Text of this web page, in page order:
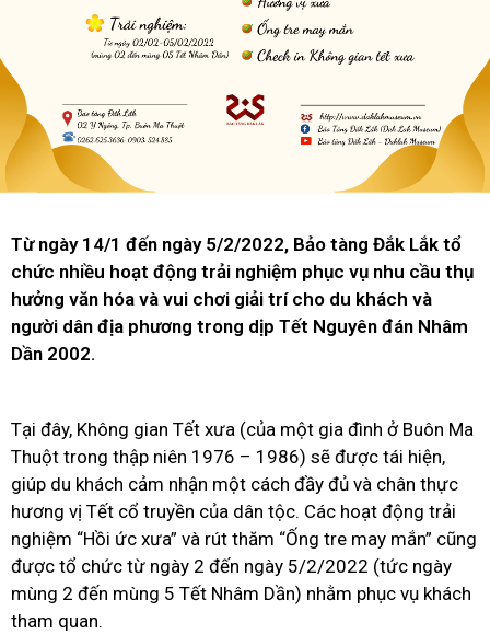
Từ ngày 14/1 đến ngày 5/2/2022, Bảo tàng Đắk Lắk tổ
chức nhiều hoạt động trải nghiệm phục vụ nhu cầu thụ
hưởng văn hóa và vui chơi giải trí cho du khách và
người dân địa phương trong dịp Tết Nguyên đán Nhâm
Dần 2002.
Tại đây, Không gian Tết xưa (của một gia đình ở Buôn Ma
Thuột trong thập niên 1976 – 1986) sẽ được tái hiện,
giúp du khách cảm nhận một cách đầy đủ và chân thực
hương vị Tết cổ truyền của dân tộc. Các hoạt động trải
nghiệm “Hồi ức xưa” và rút thăm “Ống tre may mắn” cũng
được tổ chức từ ngày 2 đến ngày 5/2/2022 (tức ngày
mùng 2 đến mùng 5 Tết Nhâm Dần) nhằm phục vụ khách
tham quan.